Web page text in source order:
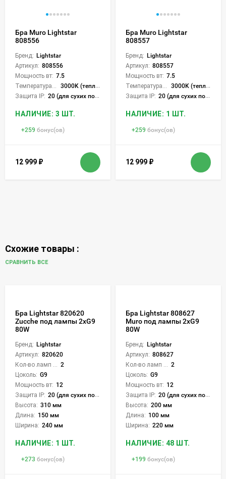
Бра Muro Lightstar
808556
Бренд: Lightstar
Артикул: 808556
Мощность вт: 7.5
3000K (теплый)
Защита IP: 20 (для сухих пом.)
НАЛИЧИЕ: 3 ШТ.
+259 бонус(ов)
12 999 ₽
Бра Muro Lightstar
808557
Бренд: Lightstar
Артикул: 808557
Мощность вт: 7.5
3000K (теплый)
Защита IP: 20 (для сухих пом.)
НАЛИЧИЕ: 1 ШТ.
+259 бонус(ов)
12 999 ₽
Схожие товары :
СРАВНИТЬ ВСЕ
Бра Lightstar 820620
Zucche под лампы 2xG9
80W
Бренд: Lightstar
Артикул: 820620
2
Цоколь: G9
Мощность вт: 12
Защита IP: 20 (для сухих пом.)
Высота: 310 мм
Длина: 150 мм
Ширина: 240 мм
НАЛИЧИЕ: 1 ШТ.
+273 бонус(ов)
Бра Lightstar 808627
Muro под лампы 2xG9
80W
Бренд: Lightstar
Артикул: 808627
2
Цоколь: G9
Мощность вт: 12
Защита IP: 20 (для сухих пом.)
Высота: 200 мм
Длина: 100 мм
Ширина: 220 мм
НАЛИЧИЕ: 48 ШТ.
+199 бонус(ов)